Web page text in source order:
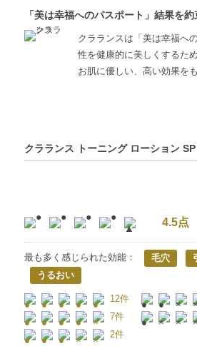
「美は幸福へのパスポート」結果を
クラランスは「美は幸福へ
性を健康的に美しくするた
お肌に優しい、高い効果を
クラランス トーニング ローション
4.5点
最も多く感じられた効能： 毛穴
うるおい
12件
7件
2件